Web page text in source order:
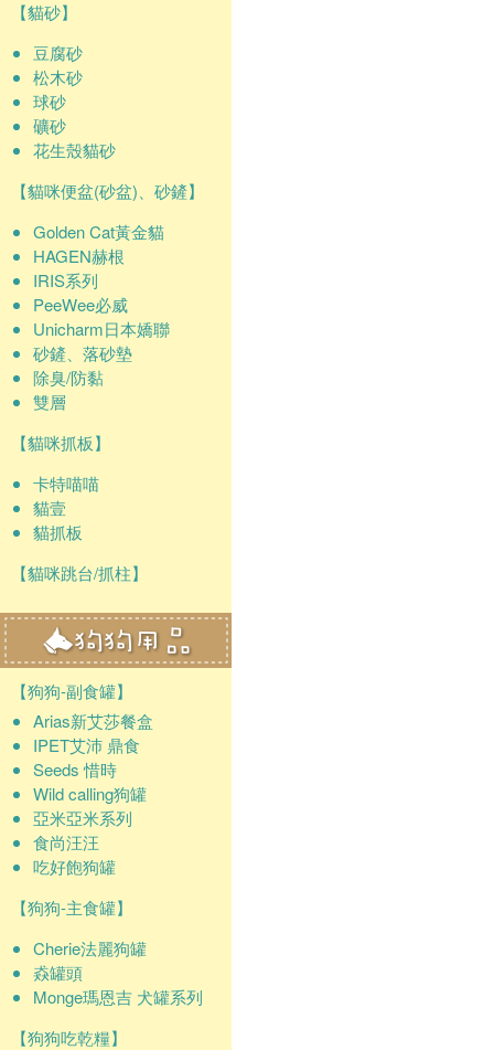
【貓砂】
豆腐砂
松木砂
球砂
礦砂
花生殼貓砂
【貓咪便盆(砂盆)、砂鏟】
Golden Cat黃金貓
HAGEN赫根
IRIS系列
PeeWee必威
Unicharm日本嬌聯
砂鏟、落砂墊
除臭/防黏
雙層
【貓咪抓板】
卡特喵喵
貓壹
貓抓板
【貓咪跳台/抓柱】
【狗狗-副食罐】
Arias新艾莎餐盒
IPET艾沛 鼎食
Seeds 惜時
Wild calling狗罐
亞米亞米系列
食尚汪汪
吃好飽狗罐
【狗狗-主食罐】
Cherie法麗狗罐
猋罐頭
Monge瑪恩吉 犬罐系列
【狗狗吃乾糧】